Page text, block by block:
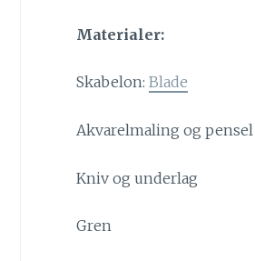
Materialer:
Skabelon: Blade
Akvarelmaling og pensel
Kniv og underlag
Gren